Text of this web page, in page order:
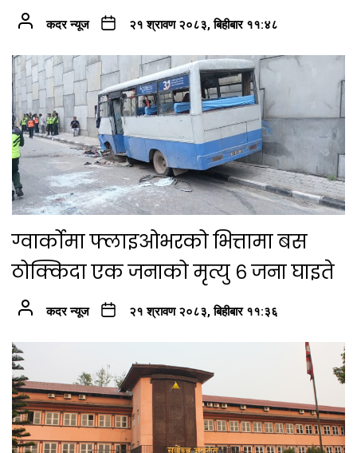
कदर न्यूज २१ श्रावण २०८३, बिहीबार ११:४८
ग्वार्कोमा फ्लाइओभरको भित्तामा बस
ठोक्किदा एक जनाको मृत्यु ६ जना घाइते
कदर न्यूज २१ श्रावण २०८३, बिहीबार ११:३६